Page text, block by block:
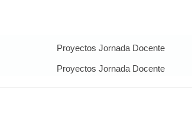
Proyectos Jornada Docente
Proyectos Jornada Docente